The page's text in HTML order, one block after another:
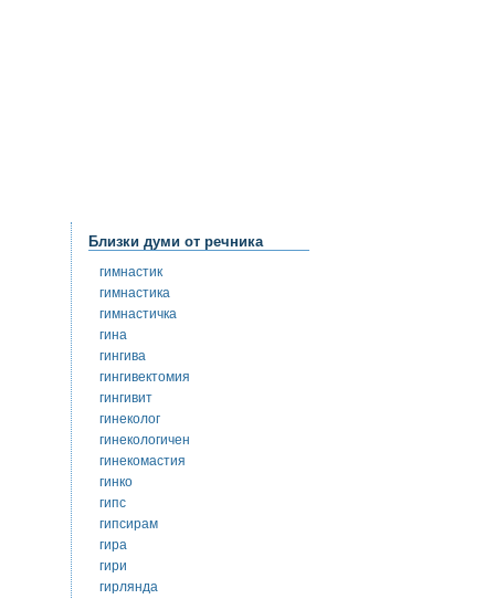
Близки думи от речника
гимнастик
гимнастика
гимнастичка
гина
гингива
гингивектомия
гингивит
гинеколог
гинекологичен
гинекомастия
гинко
гипс
гипсирам
гира
гири
гирлянда